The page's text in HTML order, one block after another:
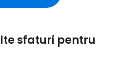
sfaturi pentru